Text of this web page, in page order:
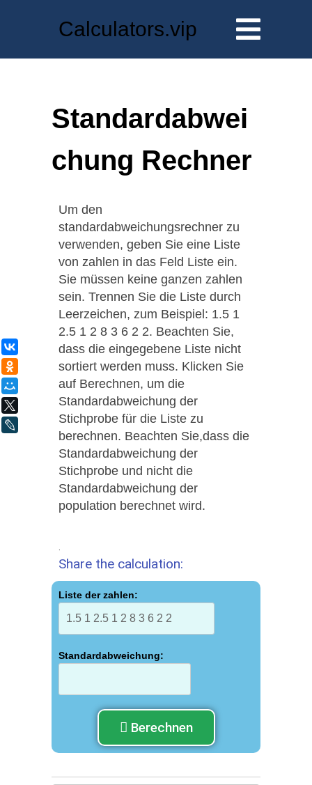
Calculators.vip
Standardabwei
chung Rechner
Um den
standardabweichungsrechner zu
verwenden, geben Sie eine Liste
von zahlen in das Feld Liste ein.
Sie müssen keine ganzen zahlen
sein. Trennen Sie die Liste durch
Leerzeichen, zum Beispiel: 1.5 1
2.5 1 2 8 3 6 2 2. Beachten Sie,
dass die eingegebene Liste nicht
sortiert werden muss. Klicken Sie
auf Berechnen, um die
Standardabweichung der
Stichprobe für die Liste zu
berechnen. Beachten Sie,dass die
Standardabweichung der
Stichprobe und nicht die
Standardabweichung der
population berechnet wird.
Share the calculation:
Liste der zahlen:
Standardabweichung:
Berechnen
ВКонтакте
Одноклассники
Мой Мир
LiveJournal